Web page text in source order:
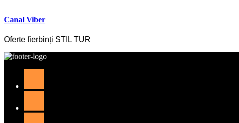
Canal Viber
Oferte fierbinți STIL TUR